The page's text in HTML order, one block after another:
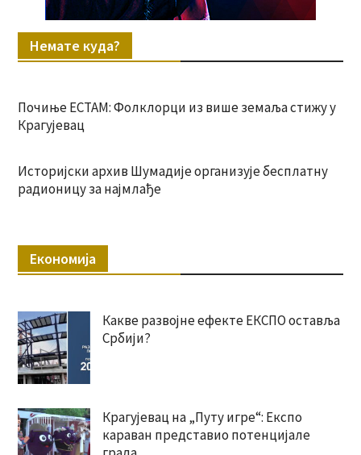
Немате куда?
Почиње ЕСТАМ: Фолклорци из више земаља стижу у
Крагујевац
Историјски архив Шумадије организује бесплатну
радионицу за најмлађе
Економија
Какве развојне ефекте ЕКСПО оставља
Србији?
Крагујевац на „Путу игре“: Експо
караван представио потенцијале